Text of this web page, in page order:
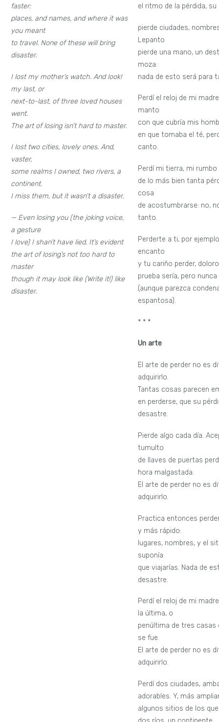
faster:
places, and names, and where it was
you meant
to travel. None of these will bring
disaster.
I lost my mother’s watch. And look!
my last, or
next-to-last, of three loved houses
went.
The art of losing isn’t hard to master.
I lost two cities, lovely ones. And,
vaster,
some realms I owned, two rivers, a
continent.
I miss them, but it wasn’t a disaster.
— Even losing you (the joking voice,
a gesture
I love) I shan’t have lied. It’s evident
the art of losing’s not too hard to
master
though it may look like (Write it!) like
disaster.
el ritmo de la pérdida,
pierde ciudades,
Lepanto
pierde una mano, un
moza:
nada de esto será para
Perdí el reloj de mi
manto
con que cubría mis
en que tomaba el té,
canto.
Perdí mi tierra, mi
de lo más bien tanta
cosa
de acostumbrarse: no,
tanto.
Perderte a ti, por
encanto
y tu cariño perder,
prueba sería, pero
(aunque parezca
espantosa).
* * *
Un arte
El arte de perder no es
adquirirlo.
Tantas cosas parecen
en perderse, que su
desastre.
Pierde algo cada día.
tumulto
de llaves de puertas
hora malgastada.
El arte de perder no es
adquirirlo.
Practica entonces
y más rápido:
lugares, nombres, y el
suponía
que viajarías. Nada de
desastre.
Perdí el reloj de mi
la última, o
penúltima de tres casas
se fue.
El arte de perder no es
adquirirlo.
Perdí dos ciudades,
adorables. Y, más
algunos sitios de los